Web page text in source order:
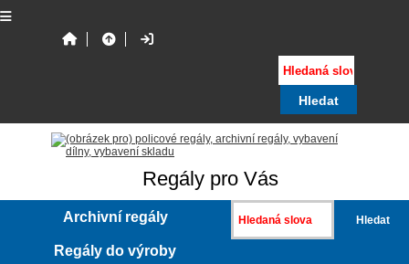
Regály pro Vás
Archivní regály
Regály do výroby